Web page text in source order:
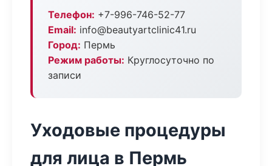
Телефон: +7-996-746-52-77
Email: info@beautyartclinic41.ru
Город: Пермь
Режим работы: Круглосуточно по
записи
Уходовые процедуры
для лица в Пермь